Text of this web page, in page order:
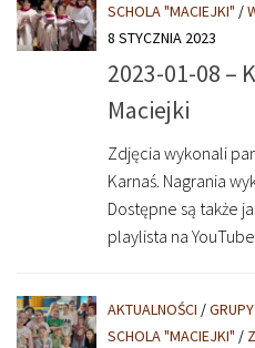
SCHOLA "MACIEJKI" /
8 STYCZNIA 2023
2023-01-08 –
Maciejki
Zdjęcia wykonali
Karnaś. Nagrania
Dostępne są także
playlista na
AKTUALNOŚCI /
SCHOLA "MACIEJKI" /